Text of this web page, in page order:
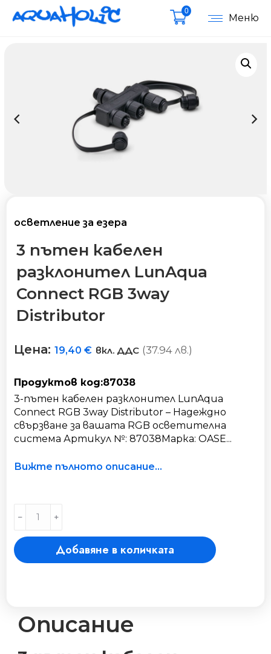
Меню
0
осветление за езера
3 пътен кабелен
разклонител LunAqua
Connect RGB 3way
Distributor​
Цена:19,40€ вкл. ДДС (37.94 лв.)
Продуктов код:87038
3-пътен кабелен разклонител LunAqua
Connect RGB 3way Distributor – Надеждно
свързване за вашата RGB осветителна
система Артикул №: 87038Марка: OASE...
Вижте пълното описание...
пътен
кабелен
разклонител
LunAqua
Distributor​
количество
﹣ ﹢
Добавяне в количката
Описание